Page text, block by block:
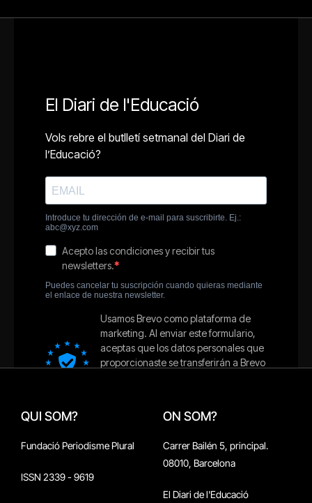
QUI SOM?
Fundació Periodisme Plural
ISSN 2339 - 9619
ON SOM?
Carrer Bailén 5, principal.
08010, Barcelona
El Diari de l'Educació